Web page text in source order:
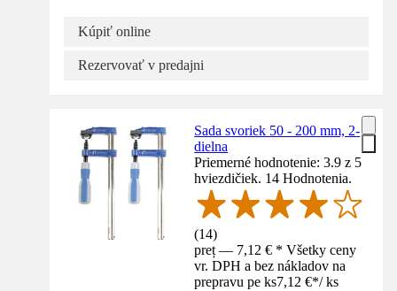
Kúpiť online
Rezervovať v predajni
Sada svoriek 50 - 200 mm, 2-
dielna
Priemerné hodnotenie: 3.9 z 5
hviezdičiek. 14 Hodnotenia.
(14)
preț — 7,12 € * Všetky ceny
vr. DPH a bez nákladov na
prepravu pe ks7,12 €*/ ks